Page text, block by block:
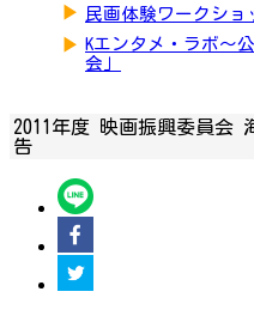
▶ 民画体験ワークシ
▶ Kエンタメ・ラボ～
会」
2011年度 映画振興委員会
告